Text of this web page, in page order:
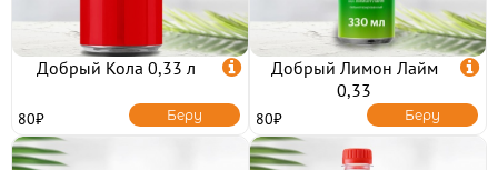
ОНИГИРИ
НАПИТКИ
Добрый Кола 0,33 л 
80₽ Беру
Добрый Лимон Лайм
0,33

80₽ Беру